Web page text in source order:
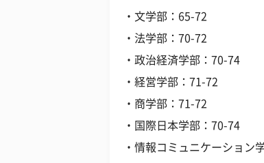
・文学部：65-72
・法学部：70-72
・政治経済学部：70-74
・経営学部：71-72
・商学部：71-72
・国際日本学部：70-74
・情報コミュニケーション